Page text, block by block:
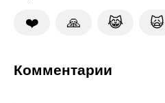
❤️ 🙏 😹 🙀
Комментарии